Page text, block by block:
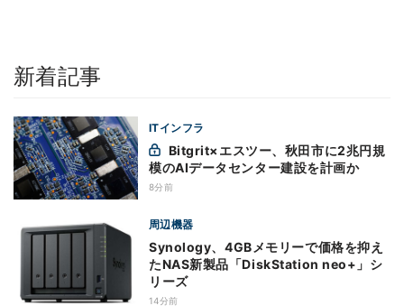
新着記事
ITインフラ
模のAIデータセンター建設を計画か
8分前
周辺機器
Synology、4GBメモリーで価格を抑え
たNAS新製品「DiskStation neo+」シ
リーズ
14分前